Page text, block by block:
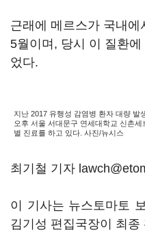
근래에 메르스가 국내
5월이며, 당시 이 질환
었다.
지난 2017 유행성 감염병 환자 대량 발
오후 서울 서대문구 연세대학교 신촌
별 진료를 하고 있다. 사진/뉴시스
최기철 기자
이 기사는 뉴스토마토
김기성 편집국장이 최종